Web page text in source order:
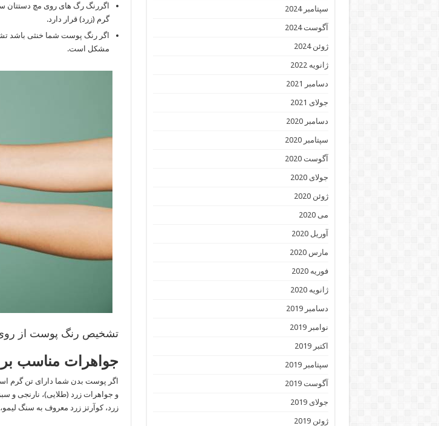
اگررنگ رگ های روی مچ دستتان
گرم (زرد) قرار دارد.
اگر رنگ پوست شما خنثی باشد
مشکل است.
تشخیص رنگ پوست از
جواهرات مناسب
اگر پوست بدن شما دارای تن گرم
و جواهرات زرد (طلایی)، نارنجی و
زرد، کوآرتز زرد معروف به سنگ
سپتامبر 2024
آگوست 2024
ژوئن 2024
ژانویه 2022
دسامبر 2021
جولای 2021
دسامبر 2020
سپتامبر 2020
آگوست 2020
جولای 2020
ژوئن 2020
می 2020
آوریل 2020
مارس 2020
فوریه 2020
ژانویه 2020
دسامبر 2019
نوامبر 2019
اکتبر 2019
سپتامبر 2019
آگوست 2019
جولای 2019
ژوئن 2019